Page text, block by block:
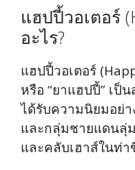
แฮปปี้วอเตอร์
อะไร?
แฮปปี้วอเตอร์
หรือ “ยาแฮปปี้” เป็
ได้รับความนิยมอย่
และกลุ่มชายแดนลุ่
และคลับเฮาส์ในท่า